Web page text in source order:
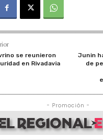
se reunieron
en Rivadavia
Junin
de
- Promoción -